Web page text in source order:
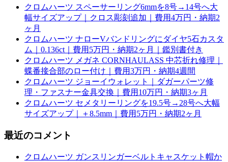
クロムハーツ スペーサーリング6mmを8号→14号へ大
幅サイズアップ｜クロス彫刻追加｜費用4万円・納期2
ヶ月
クロムハーツ ナローVバンドリングにダイヤ5石カスタ
ム｜0.136ct｜費用5万円・納期2ヶ月｜鑑別書付き
クロムハーツ メガネ CORNHAULASS 中芯折れ修理｜
蝶番接合部のロー付け｜費用3万円・納期4週間
クロムハーツ ジョーイウォレット｜ダガーパーツ修
理・ファスナー金具交換｜費用10万円・納期3ヶ月
クロムハーツ セメタリーリングを19.5号→28号へ大幅
サイズアップ｜＋8.5mm｜費用5万円・納期2ヶ月
最近のコメント
クロムハーツ ガンスリンガーベルトキャスケット帽か